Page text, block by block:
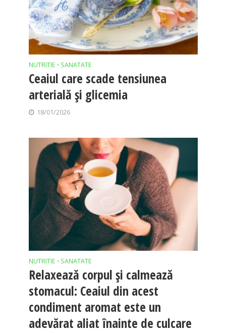
NUTRITIE • SANATATE
Ceaiul care scade tensiunea
arterială și glicemia
18/01/2026
NUTRITIE • SANATATE
Relaxează corpul și calmează
stomacul: Ceaiul din acest
condiment aromat este un
adevărat aliat înainte de culcare